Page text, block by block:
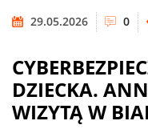
29.05.2026 0
DZIECKA.
WIZYTĄ W